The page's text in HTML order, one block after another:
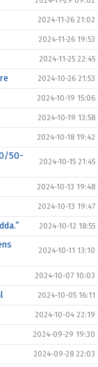
2024-11-26 21:02
2024-11-26 19:53
2024-11-25 22:45
2024-10-26 21:53
2024-10-19 15:06
2024-10-19 13:58
2024-10-18 19:42
50-
2024-10-15 21:45
2024-10-13 19:48
2024-10-13 19:47
2024-10-12 18:55
2024-10-11 13:10
2024-10-07 10:03
2024-10-05 16:11
2024-10-04 22:19
2024-09-29 19:30
2024-09-28 22:03